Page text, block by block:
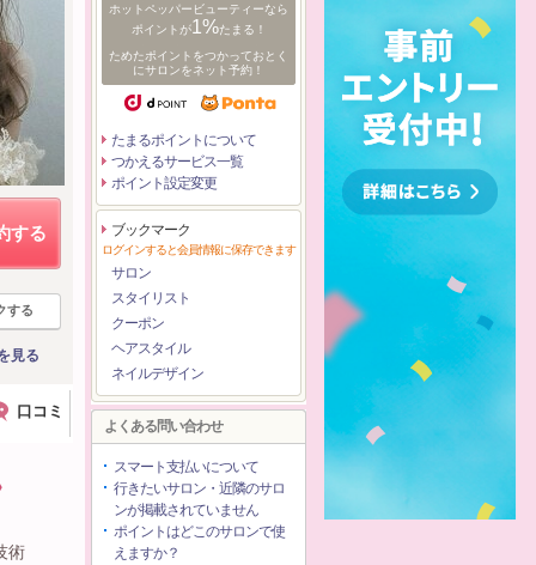
する
する
見る
口コミ
術
ホットペッパービューティーなら
ポイントが1%たまる！
ためたポイントをつかっておとく
にサロンをネット予約！
たまるポイントについて
つかえるサービス一覧
ポイント設定変更
ブックマーク
ログインすると会員情報に保存できます
サロン
スタイリスト
クーポン
ヘアスタイル
ネイルデザイン
よくある問い合わせ
スマート支払いについて
行きたいサロン・近隣のサロ
ンが掲載されていません
ポイントはどこのサロンで使
えますか？